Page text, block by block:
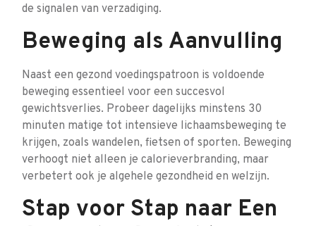
de signalen van verzadiging.
Beweging als Aanvulling
Naast een gezond voedingspatroon is voldoende
beweging essentieel voor een succesvol
gewichtsverlies. Probeer dagelijks minstens 30
minuten matige tot intensieve lichaamsbeweging te
krijgen, zoals wandelen, fietsen of sporten. Beweging
verhoogt niet alleen je calorieverbranding, maar
verbetert ook je algehele gezondheid en welzijn.
Stap voor Stap naar Een